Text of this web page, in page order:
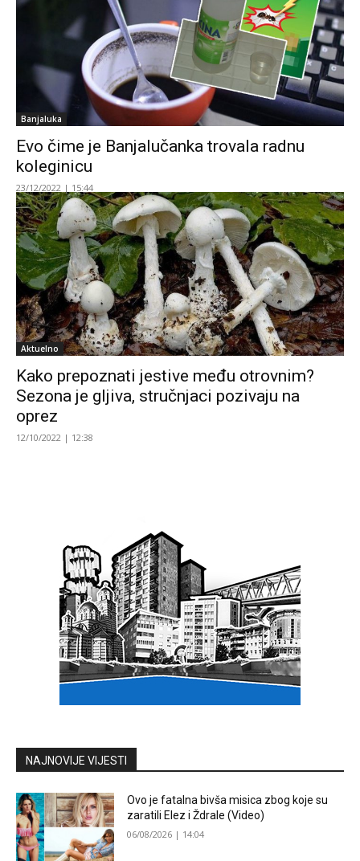
Banjaluka
Evo čime je Banjalučanka trovala radnu
koleginicu
23/12/2022 | 15:44
Aktuelno
Kako prepoznati jestive među otrovnim?
Sezona je gljiva, stručnjaci pozivaju na
oprez
12/10/2022 | 12:38
NAJNOVIJE VIJESTI
Ovo je fatalna bivša misica zbog koje su
zaratili Elez i Ždrale (Video)
06/08/2026 | 14:04